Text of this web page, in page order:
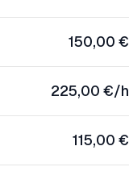
150,00 €
225,00 €/h
115,00 €